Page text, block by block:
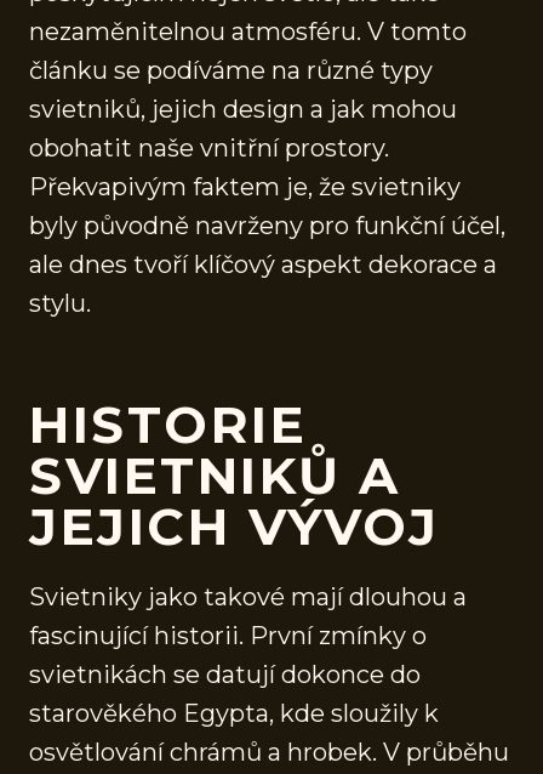
nezaměnitelnou atmosféru. V tomto
článku se podíváme na různé typy
svietniků, jejich design a jak mohou
obohatit naše vnitřní prostory.
Překvapivým faktem je, že svietniky
byly původně navrženy pro funkční účel,
ale dnes tvoří klíčový aspekt dekorace a
stylu.
HISTORIE
SVIETNIKŮ A
JEJICH VÝVOJ
Svietniky jako takové mají dlouhou a
fascinující historii. První zmínky o
svietnikách se datují dokonce do
starověkého Egypta, kde sloužily k
osvětlování chrámů a hrobek. V průběhu